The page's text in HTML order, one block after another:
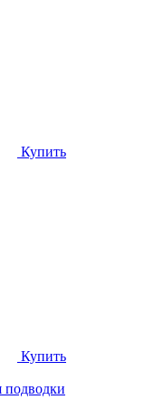
Купить
Купить
подводки